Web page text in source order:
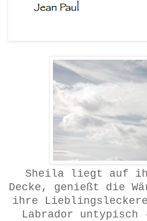
Sheila liegt auf
Decke, genießt die
ihre
Labrador untypisch